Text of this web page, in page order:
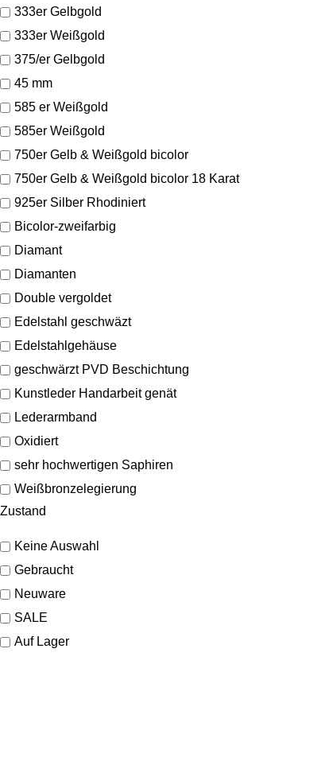
333er Gelbgold
333er Weißgold
375/er Gelbgold
45 mm
585 er Weißgold
585er Weißgold
750er Gelb & Weißgold bicolor
750er Gelb & Weißgold bicolor 18 Karat
925er Silber Rhodiniert
Bicolor-zweifarbig
Diamant
Diamanten
Double vergoldet
Edelstahl geschwäzt
Edelstahlgehäuse
geschwärzt PVD Beschichtung
Kunstleder Handarbeit genät
Lederarmband
Oxidiert
sehr hochwertigen Saphiren
Weißbronzelegierung
Zustand
Keine Auswahl
Gebraucht
Neuware
SALE
Auf Lager